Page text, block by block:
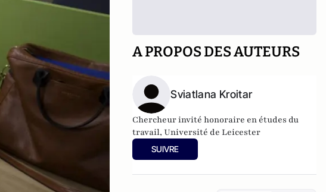
A PROPOS DES AUTEURS
Sviatlana Kroitar
Chercheur invité honoraire en études du
travail, Université de Leicester
SUIVRE